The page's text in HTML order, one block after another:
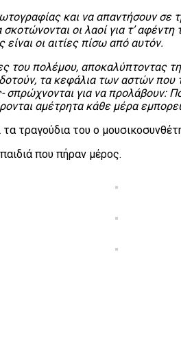
και να απαντήσουν σε
οι λαοί για τ’
οι αιτίες πίσω από αυτόν.
του πολέμου, αποκαλύπτοντας
τα κεφάλια των αστών που
για να προλάβουν:
αμέτρητα κάθε μέρα
τραγούδια του ο
που πήραν μέρος.